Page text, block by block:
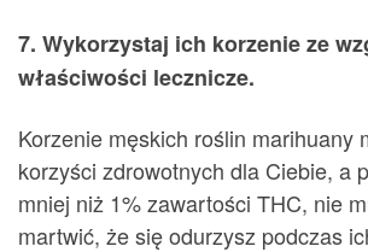
7. Wykorzystaj ich korzenie ze
właściwości lecznicze.
Korzenie męskich roślin marihuany
korzyści zdrowotnych dla Ciebie, a
mniej niż 1% zawartości THC, nie
martwić, że się odurzysz podczas